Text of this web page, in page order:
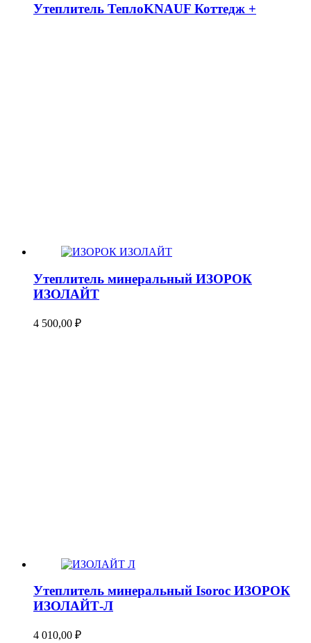
Утеплитель ТеплоKNAUF Коттедж +
Утеплитель минеральный ИЗОРОК
ИЗОЛАЙТ
4 500,00 ₽
Утеплитель минеральный Isoroc ИЗОРОК
ИЗОЛАЙТ-Л
4 010,00 ₽